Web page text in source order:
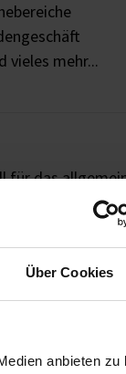
Über Cookies
anbieten zu
vieles mehr...
für das
der Menschen
von